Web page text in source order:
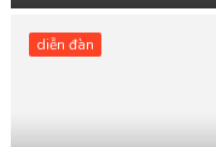
diễn đàn